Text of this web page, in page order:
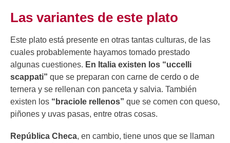
Las variantes de este plato
Este plato está presente en otras tantas culturas, de las
cuales probablemente hayamos tomado prestado
algunas cuestiones. En Italia existen los “uccelli
scappati” que se preparan con carne de cerdo o de
ternera y se rellenan con panceta y salvia. También
existen los “braciole rellenos” que se comen con queso,
piñones y uvas pasas, entre otras cosas.
República Checa, en cambio, tiene unos que se llaman